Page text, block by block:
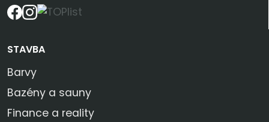
STAVBA
Barvy
Bazény a sauny
Finance a reality